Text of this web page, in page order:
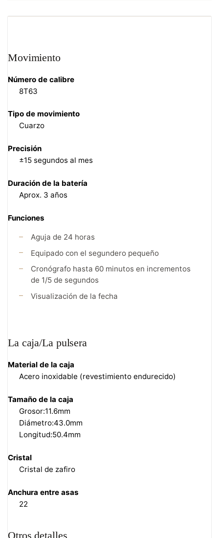
Movimiento
Número de calibre
8T63
Tipo de movimiento
Cuarzo
Precisión
±15 segundos al mes
Duración de la batería
Aprox. 3 años
Funciones
Aguja de 24 horas
Equipado con el segundero pequeño
Cronógrafo hasta 60 minutos en incrementos
de 1/5 de segundos
Visualización de la fecha
La caja/La pulsera
Material de la caja
Acero inoxidable (revestimiento endurecido)
Tamaño de la caja
Grosor:11.6mm
Diámetro:43.0mm
Longitud:50.4mm
Cristal
Cristal de zafiro
Anchura entre asas
22
Otros detalles